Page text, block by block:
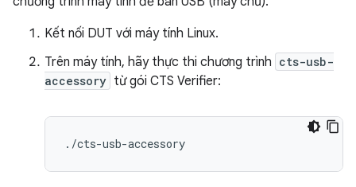
Kết nối DUT với máy tính Linux.
Trên máy tính, hãy thực thi chương trình cts-usb-
accessory từ gói CTS Verifier: